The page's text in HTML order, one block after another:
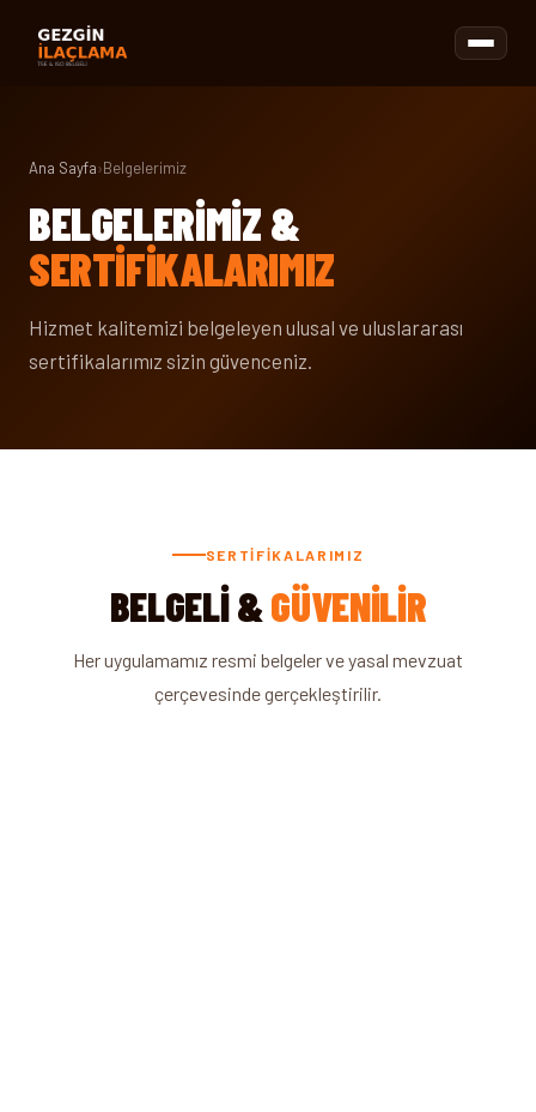
Ana Sayfa›Belgelerimiz
BELGELERIMIZ &
SERTIFIKALARIMIZ
Hizmet kalitemizi belgeleyen ulusal ve uluslararası
sertifikalarımız sizin güvenceniz.
SERTIFIKALARIMIZ
BELGELI &GÜVENILIR
Her uygulamamız resmi belgeler ve yasal mevzuat
çerçevesinde gerçekleştirilir.